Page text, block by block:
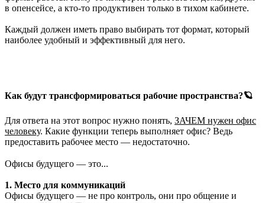
в опенсейсе, а кто-то продуктивен только в тихом кабинете.
Каждый должен иметь право выбирать тот формат, который
наиболее удобный и эффективный для него.
Как будут трансформироваться рабочие пространства?🪐
Для ответа на этот вопрос нужно понять, ЗАЧЕМ нужен офис
человеку. Какие функции теперь выполняет офис? Ведь
предоставить рабочее место — недостаточно.
Офисы будущего — это...
1. Место для коммуникаций
Офисы будущего — не про контроль, они про общение и